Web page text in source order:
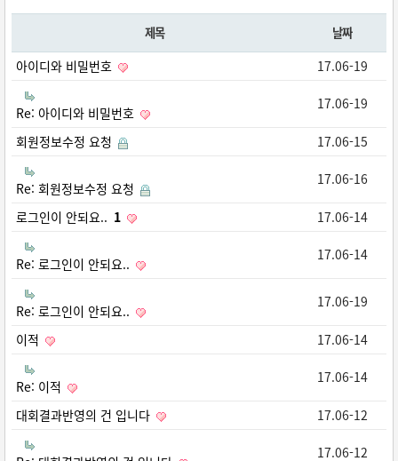
제목 날짜
아이디와 비밀번호 17.06-19
Re: 아이디와 비밀번호
17.06-19
회원정보수정 요청 17.06-15
Re: 회원정보수정 요청
17.06-16
로그인이 안되요.. 1 17.06-14
Re: 로그인이 안되요..
17.06-14
Re: 로그인이 안되요..
17.06-19
이적 17.06-14
Re: 이적
17.06-14
대회결과반영의 건 입니다 17.06-12
17.06-12